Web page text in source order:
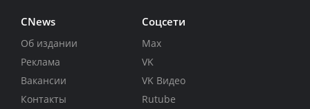
CNews
Об издании
Реклама
Вакансии
Контакты
Соцсети
Max
VK
VK Видео
Rutube